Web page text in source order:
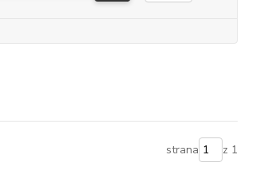
strana z 1